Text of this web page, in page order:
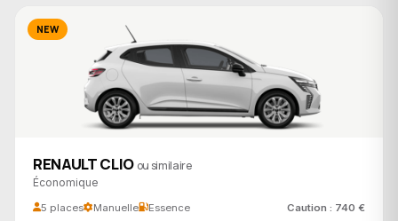
NEW
RENAULT CLIO ou similaire
Économique
5 places Manuelle Essence Caution : 740 €